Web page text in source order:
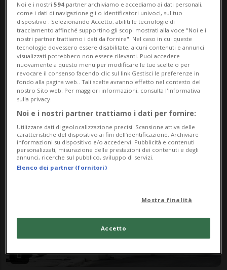
LOCARNO 2 mesi
Piazza Grande in mano a
Moon+Stars fino al 2032
Noi e i nostri594 partner archiviamo e accediamo ai dati personali,
come i dati di navigazione gli o identificatori univoci, sul tuo
dispositivo . Selezionando Accetto, abiliti le tecnologie di
tracciamento affinché supportino gli scopi mostrati alla voce "Noi e i
nostri partner trattiamo i dati da fornire". Nel caso in cui queste
tecnologie dovessero essere disabilitate, alcuni contenuti e annunci
visualizzati potrebbero non essere rilevanti. Puoi accedere
nuovamente a questo menu per modificare le tue scelte o per
revocare il consenso facendo clic sul link Gestisci le preferenze in
fondo alla pagina web.. Tali scelte avranno effetto nel contesto del
nostro Sito web. Per maggiori informazioni, consulta l'Informativa
sulla privacy.
Noi e i nostri partner trattiamo i dati per fornire:
Utilizzare dati di geolocalizzazione precisi. Scansione attiva delle
caratteristiche del dispositivo ai fini dell’identificazione. Archiviare
informazioni su dispositivo e/o accedervi. Pubblicità e contenuti
personalizzati, misurazione delle prestazioni dei contenuti e degli
annunci, ricerche sul pubblico, sviluppo di servizi.
Elenco dei partner (fornitori)
Mostra finalità
Accetto